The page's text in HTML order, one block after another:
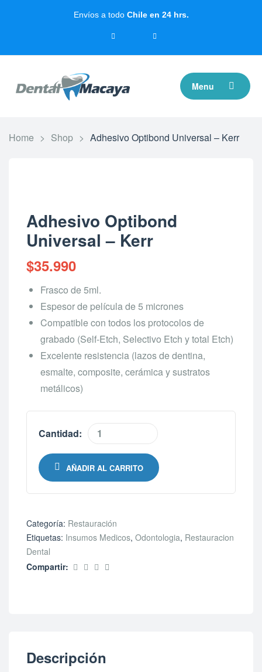
Envíos a todo Chile en 24 hrs.
Menu
Home > Shop > Adhesivo Optibond Universal – Kerr
Adhesivo Optibond
Universal – Kerr
$35.990
Frasco de 5ml.
Espesor de película de 5 micrones
Compatible con todos los protocolos de
grabado (Self-Etch, Selectivo Etch y total Etch)
Excelente resistencia (lazos de dentina,
esmalte, composite, cerámica y sustratos
metálicos)
Cantidad:
AÑADIR AL CARRITO
Categoría: Restauración
Etiquetas: Insumos Medicos, Odontologia, Restauracion
Dental
Compartir:
Descripción